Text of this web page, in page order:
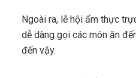
Ngoài ra, lễ hội ẩm thực
dễ dàng gọi các món ăn
đến vậy.